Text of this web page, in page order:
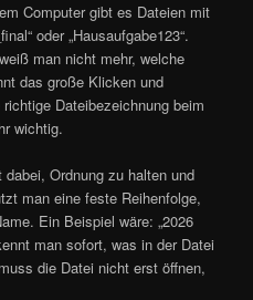
Computer gibt es Dateien mit
oder „Hausaufgabe123“.
man nicht mehr, welche
das große Klicken und
Dateibezeichnung beim
wichtig.
Ordnung zu halten und
man eine feste Reihenfolge,
Ein Beispiel wäre: „2026
man sofort, was in der Datei
die Datei nicht erst öffnen,